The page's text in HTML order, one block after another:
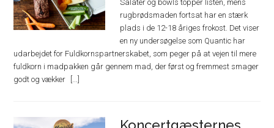
Salater og bowls topper listen, mens
rugbrødsmaden fortsat har en stærk
plads i de 12-18 åriges frokost. Det viser
en ny undersøgelse som Quantic har
udarbejdet for Fuldkornspartnerskabet, som peger på at vejen til mere
fuldkorn i madpakken går gennem mad, der først og fremmest smager
godt og vækker
Koncertgæsternes